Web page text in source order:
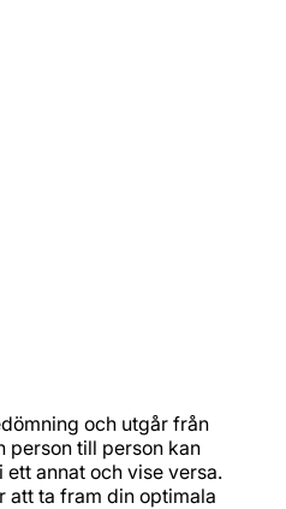
och utgår från
person till person kan
annat och vise versa.
att ta fram din optimala